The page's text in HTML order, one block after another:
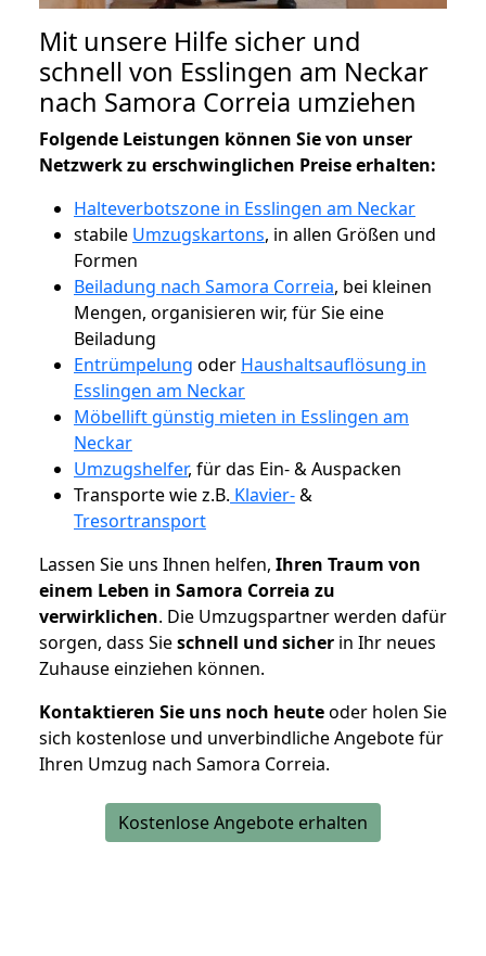
Mit unsere Hilfe sicher und
schnell von Esslingen am Neckar
nach Samora Correia umziehen
Folgende Leistungen können Sie von unser
Netzwerk zu erschwinglichen Preise erhalten:
Halteverbotszone in Esslingen am Neckar
stabile Umzugskartons, in allen Größen und
Formen
Beiladung nach Samora Correia, bei kleinen
Mengen, organisieren wir, für Sie eine
Beiladung
Entrümpelung oder Haushaltsauflösung in
Esslingen am Neckar
Möbellift günstig mieten in Esslingen am
Neckar
Umzugshelfer, für das Ein- & Auspacken
Transporte wie z.B. Klavier-&
Tresortransport
Lassen Sie uns Ihnen helfen, Ihren Traum von
einem Leben in Samora Correia zu
verwirklichen. Die Umzugspartner werden dafür
sorgen, dass Sieschnell und sicher in Ihr neues
Zuhause einziehen können.
Kontaktieren Sie uns noch heuteoder holen Sie
sich kostenlose und unverbindliche Angebote für
Ihren Umzug nach Samora Correia.
Kostenlose Angebote erhalten